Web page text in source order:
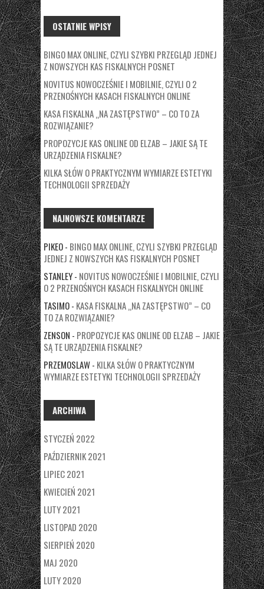
OSTATNIE WPISY
BINGO MAX ONLINE, CZYLI SZYBKI PRZEGLĄD JEDNEJ
Z NOWSZYCH KAS FISKALNYCH POSNET
NOVITUS NOWOCZEŚNIE I MOBILNIE, CZYLI O 2
PRZENOŚNYCH KASACH FISKALNYCH ONLINE
KASA FISKALNA „NA ZASTĘPSTWO” – CO TO ZA
ROZWIĄZANIE?
PROPOZYCJE KAS ONLINE OD ELZAB – JAKIE SĄ TE
URZĄDZENIA FISKALNE?
KILKA SŁÓW O PRAKTYCZNYM WYMIARZE ESTETYKI
TECHNOLOGII SPRZEDAŻY
NAJNOWSZE KOMENTARZE
PIKEO- BINGO MAX ONLINE, CZYLI SZYBKI PRZEGLĄD
JEDNEJ Z NOWSZYCH KAS FISKALNYCH POSNET
STANLEY- NOVITUS NOWOCZEŚNIE I MOBILNIE, CZYLI
O 2 PRZENOŚNYCH KASACH FISKALNYCH ONLINE
TASIMO- KASA FISKALNA „NA ZASTĘPSTWO” – CO
TO ZA ROZWIĄZANIE?
ZENSON - PROPOZYCJE KAS ONLINE OD ELZAB – JAKIE
SĄ TE URZĄDZENIA FISKALNE?
PRZEMOSLAW- KILKA SŁÓW O PRAKTYCZNYM
WYMIARZE ESTETYKI TECHNOLOGII SPRZEDAŻY
ARCHIWA
STYCZEŃ 2022
PAŹDZIERNIK 2021
LIPIEC 2021
KWIECIEŃ 2021
LUTY 2021
LISTOPAD 2020
SIERPIEŃ 2020
MAJ 2020
LUTY 2020